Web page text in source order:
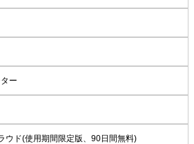
ー
ウド(使用期間限定版、90日間無料)